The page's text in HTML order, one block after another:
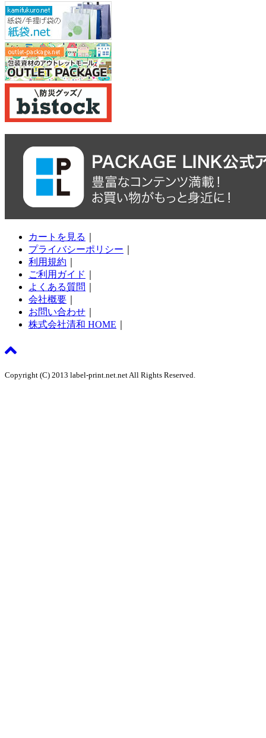
カートを見る
プライバシーポリシー
利用規約
ご利用ガイド
よくある質問
会社概要
お問い合わせ
株式会社清和 HOME
Copyright (C) 2013 label-print.net.net All Rights Reserved.